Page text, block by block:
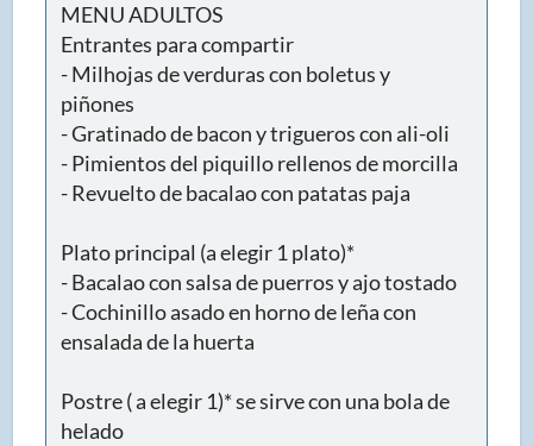
MENU ADULTOS
Entrantes para compartir
- Milhojas de verduras con boletus y
piñones
- Gratinado de bacon y trigueros con ali-oli
- Pimientos del piquillo rellenos de morcilla
- Revuelto de bacalao con patatas paja
Plato principal (a elegir 1 plato)*
- Bacalao con salsa de puerros y ajo tostado
- Cochinillo asado en horno de leña con
ensalada de la huerta
Postre ( a elegir 1)* se sirve con una bola de
helado